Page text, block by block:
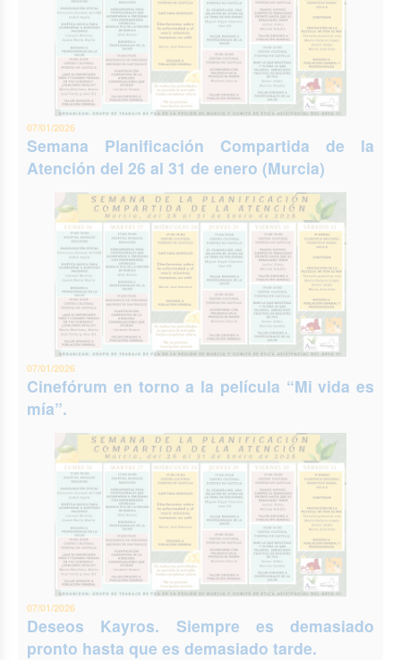
07/01/2026
Semana Planificación Compartida de la
Atención del 26 al 31 de enero (Murcia)
07/01/2026
Cinefórum en torno a la película “Mi vida es
mía”.
07/01/2026
Deseos Kayros. Siempre es demasiado
pronto hasta que es demasiado tarde.